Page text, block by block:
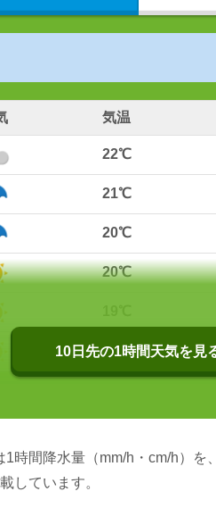
気温
22℃
21℃
20℃
20℃
19℃
10日先の1時間天気を見
時間降水量（mm/h・cm/h）を
しています。